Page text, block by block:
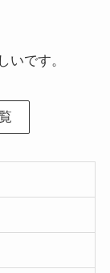
いです。